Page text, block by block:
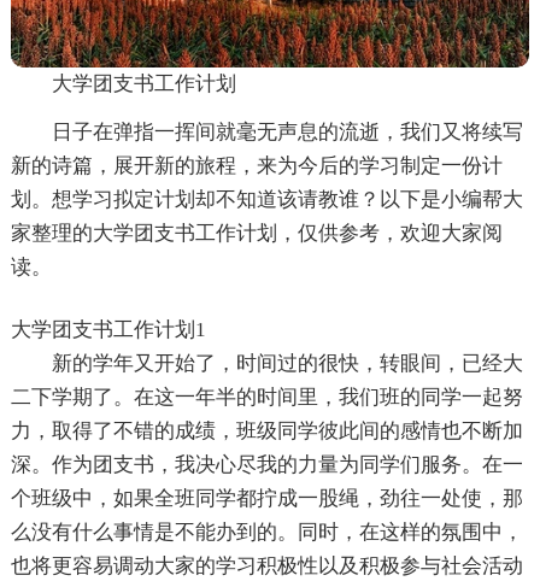
大学团支书工作计划
日子在弹指一挥间就毫无声息的流逝，我们又将续写
新的诗篇，展开新的旅程，来为今后的学习制定一份计
划。想学习拟定计划却不知道该请教谁？以下是小编帮大
家整理的大学团支书工作计划，仅供参考，欢迎大家阅
读。
大学团支书工作计划1
新的学年又开始了，时间过的很快，转眼间，已经大
二下学期了。在这一年半的时间里，我们班的同学一起努
力，取得了不错的成绩，班级同学彼此间的感情也不断加
深。作为团支书，我决心尽我的力量为同学们服务。在一
个班级中，如果全班同学都拧成一股绳，劲往一处使，那
么没有什么事情是不能办到的。同时，在这样的氛围中，
也将更容易调动大家的学习积极性以及积极参与社会活动